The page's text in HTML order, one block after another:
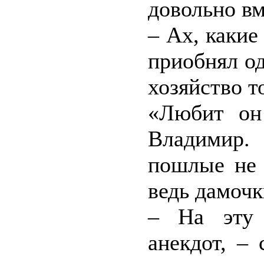
довольно
– Ах, какие
приобнял
хозяйство
«Любит
пошлые не
ведь
– На эту
анекдот, –